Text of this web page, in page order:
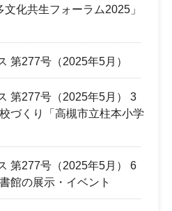
化共生フォーラム2025」
第277号（2025年5月）
第277号（2025年5月） 3
づくり「高槻市立柱本小学
第277号（2025年5月） 6
館の展示・イベント